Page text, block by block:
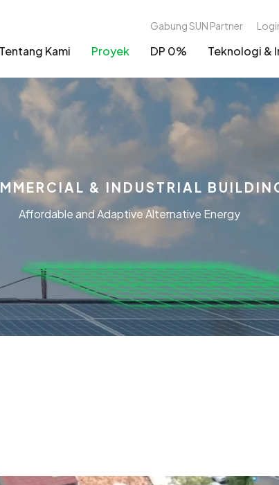
Gabung SUN Partner
Tentang Kami Proyek DP 0% Teknologi &
& INDUSTRIAL
Affordable and Adaptive Alternative Energy